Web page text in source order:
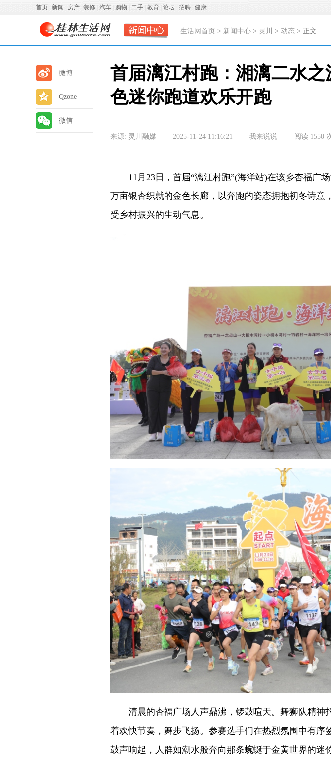
首页 新闻 房产 装修 汽车 购物 二手 教育 论坛 招聘 健康
生活网首页 > 新闻中心 > 灵川 > 动态 > 正文
微博
Qzone
微信
首届漓江村跑：湘漓二水
色迷你跑道欢乐开跑
来源: 灵川融媒 2025-11-24 11:16:21 我来说说 阅读 1550
11月23日，首届“漓江村跑”(海洋站)在该乡杏福广
万亩银杏织就的金色长廊，以奔跑的姿态拥抱初冬诗意
受乡村振兴的生动气息。
清晨的杏福广场人声鼎沸，锣鼓喧天。舞狮队精神
着欢快节奏，舞步飞扬。参赛选手们在热烈氛围中有序
鼓声响起，人群如潮水般奔向那条蜿蜒于金黄世界的迷